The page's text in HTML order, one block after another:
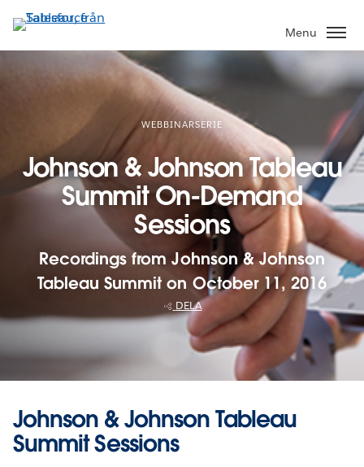
vidare
till
huvudinnehållet
Menu
WEBBINARSERIE
Johnson & Johnson Tableau
Summit On-Demand
Sessions
Recordings from Johnson & Johnson
Tableau Summit on October 11, 2016
DELA
Johnson & Johnson Tableau
Summit Sessions